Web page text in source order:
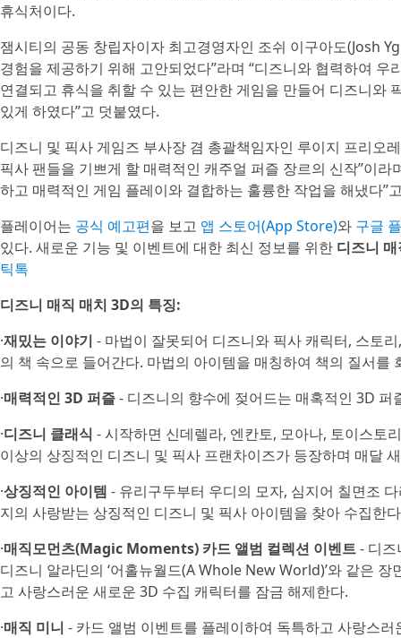
휴식처이다.
잼시티의 공동 창립자이자 최고경영자인 조쉬 이구아도(Josh
경험을 제공하기 위해 고안되었다”라며 “디즈니와 협력하여
연결되고 휴식을 취할 수 있는 편안한 게임을 만들어 디즈니와
있게 하였다”고 덧붙였다.
디즈니 및 픽사 게임즈 부사장 겸 총괄책임자인 루이지 프리오
픽사 팬들을 기쁘게 할 매력적인 캐주얼 퍼즐 장르의 신작”이
하고 매력적인 게임 플레이와 결합하는 훌륭한 작업을 해냈다”
플레이어는 공식 예고편을 보고 앱 스토어(App Store)와 구글
있다. 새로운 기능 및 이벤트에 대한 최신 정보를 위한 디즈니
틱톡
디즈니 매직 매치 3D의 특징:
·재밌는 이야기 - 마법이 잘못되어 디즈니와 픽사 캐릭터, 스토
의 책 속으로 들어간다. 마법의 아이템을 매칭하여 책의 질서를
·매력적인 3D 퍼즐- 디즈니의 향수에 젖어드는 매혹적인 3D
·디즈니 클래식 - 시작하면 신데렐라, 엔칸토, 모아나, 토이스토
이상의 상징적인 디즈니 및 픽사 프랜차이즈가 등장하며 매달
·상징적인 아이템 - 유리구두부터 우디의 모자, 심지어 칠면조
지의 사랑받는 상징적인 디즈니 및 픽사 아이템을 찾아 수집한
·매직모먼츠(Magic Moments) 카드 앨범 컬렉션 이벤트- 디즈
디즈니 알라딘의 ‘어홀뉴월드(A Whole New World)’와 같은
고 사랑스러운 새로운 3D 수집 캐릭터를 잠금 해제한다.
·매직 미니 - 카드 앨범 이벤트를 플레이하여 독특하고 사랑스